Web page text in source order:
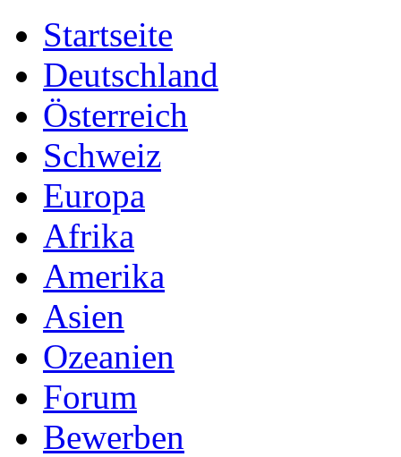
Startseite
Deutschland
Österreich
Schweiz
Europa
Afrika
Amerika
Asien
Ozeanien
Forum
Bewerben